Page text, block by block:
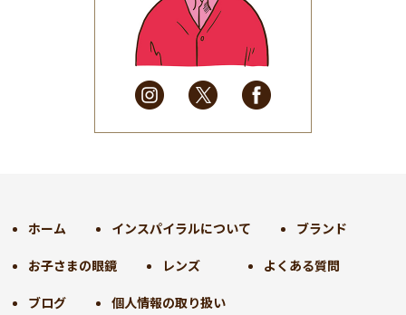
2025年5月
(41)
2025年4月
(32)
2025年3月(31)
2025年2月
(28)
2025年1月
(34)
2024年9月(30)
2024年7月(31)
2024年6月(30)
ホーム インスパイラルについて ブランド
お子さまの眼鏡 レンズ よくある質問
ブログ 個人情報の取り扱い